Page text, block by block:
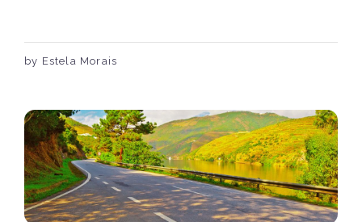
by Estela Morais